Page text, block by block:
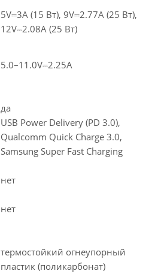
5V⎓3A (15 Вт), 9V⎓2.77A (25 Вт),
12V⎓2.08A (25 Вт)
5.0–11.0V⎓2.25A
да
USB Power Delivery (PD 3.0),
Qualcomm Quick Charge 3.0,
Samsung Super Fast Charging
нет
нет
термостойкий огнеупорный
пластик (поликарбонат)